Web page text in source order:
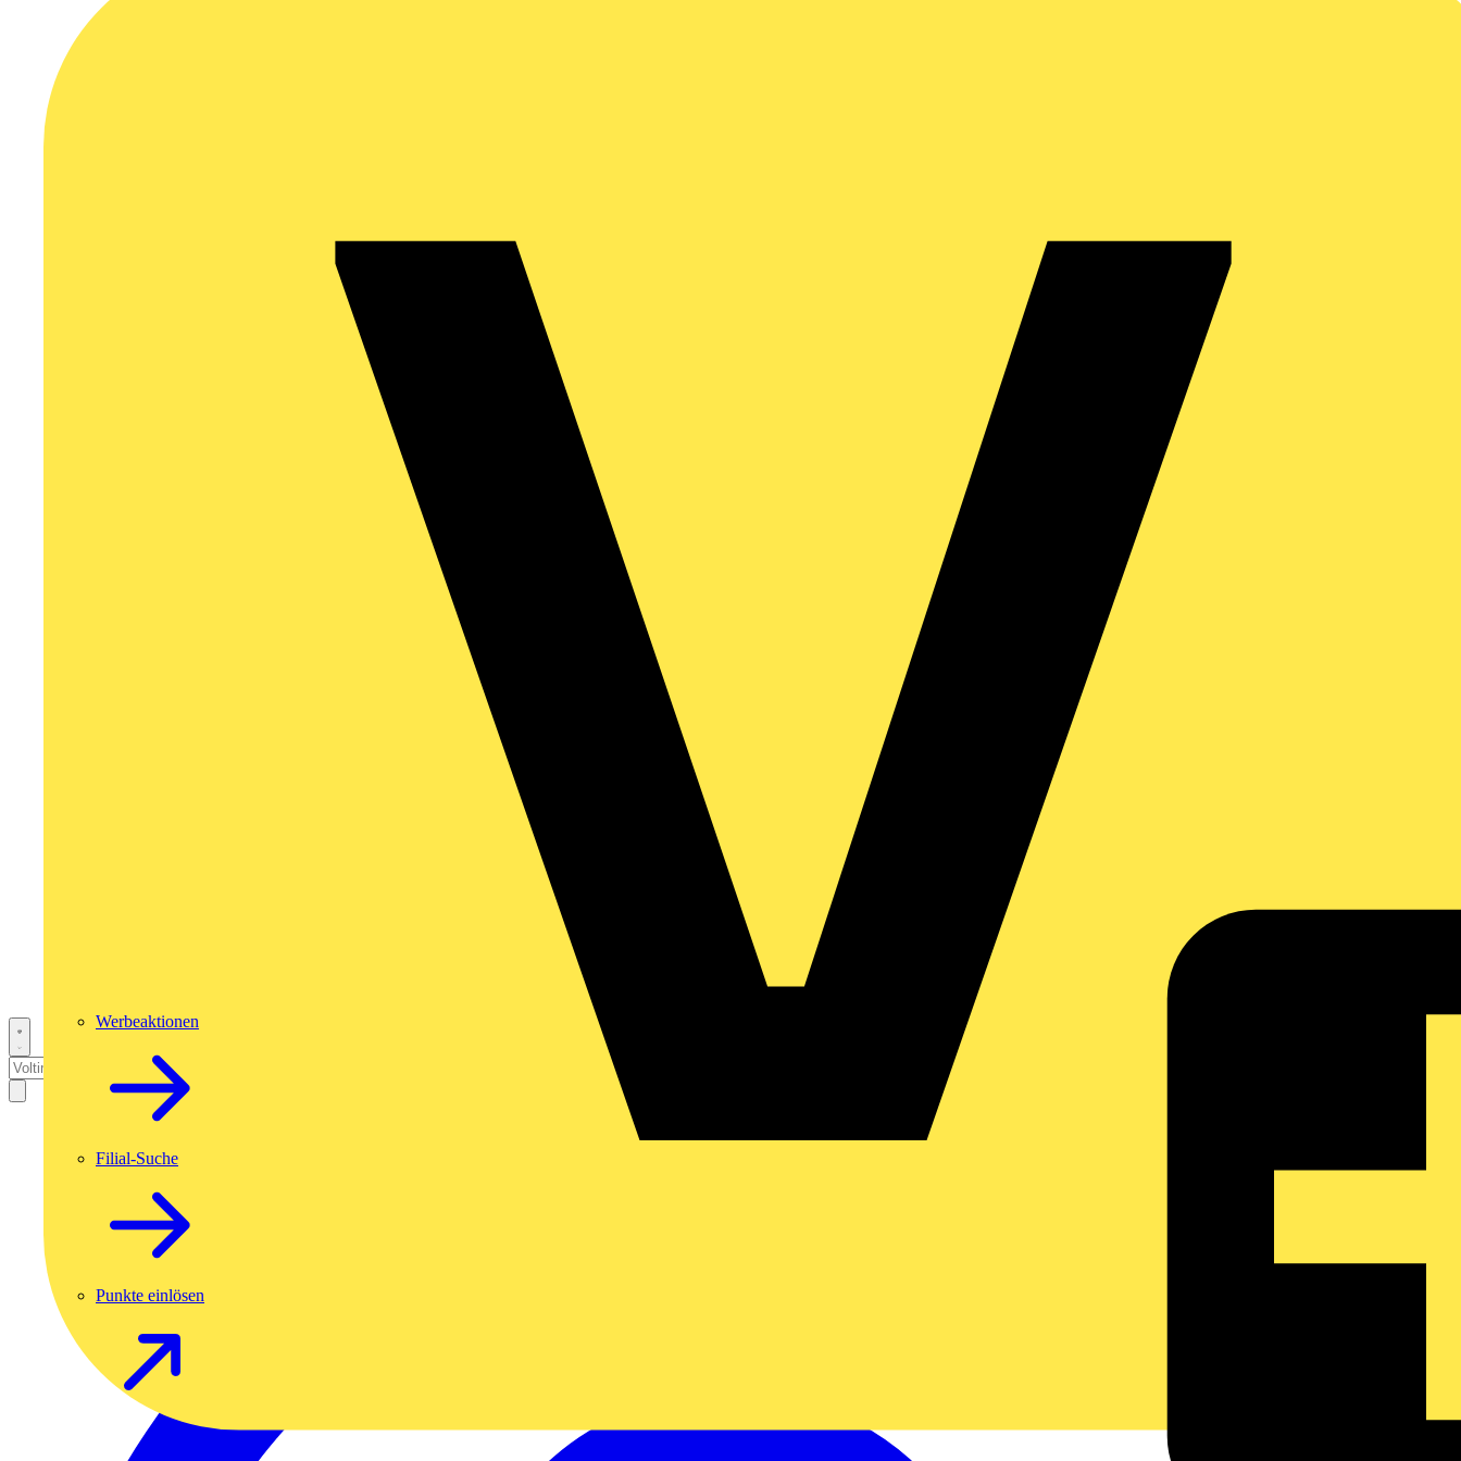
Werbeaktionen
Filial-Suche
Punkte einlösen